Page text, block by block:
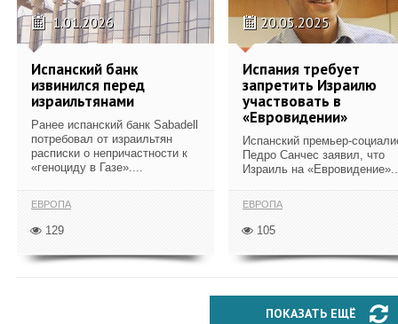
1.01.2026
Испанский банк
извинился перед
израильтянами
Ранее испанский банк Sabadell
потребовал от израильтян
расписки о непричастности к
«геноциду в Газе»....
ЕВРОПА
129
20.05.2025
Испания требует
запретить Израилю
участвовать в
«Евровидении»
Испанский премьер-
Педро Санчес заявил, что
Израиль на
ЕВРОПА
105
ПОКАЗАТЬ ЕЩЁ